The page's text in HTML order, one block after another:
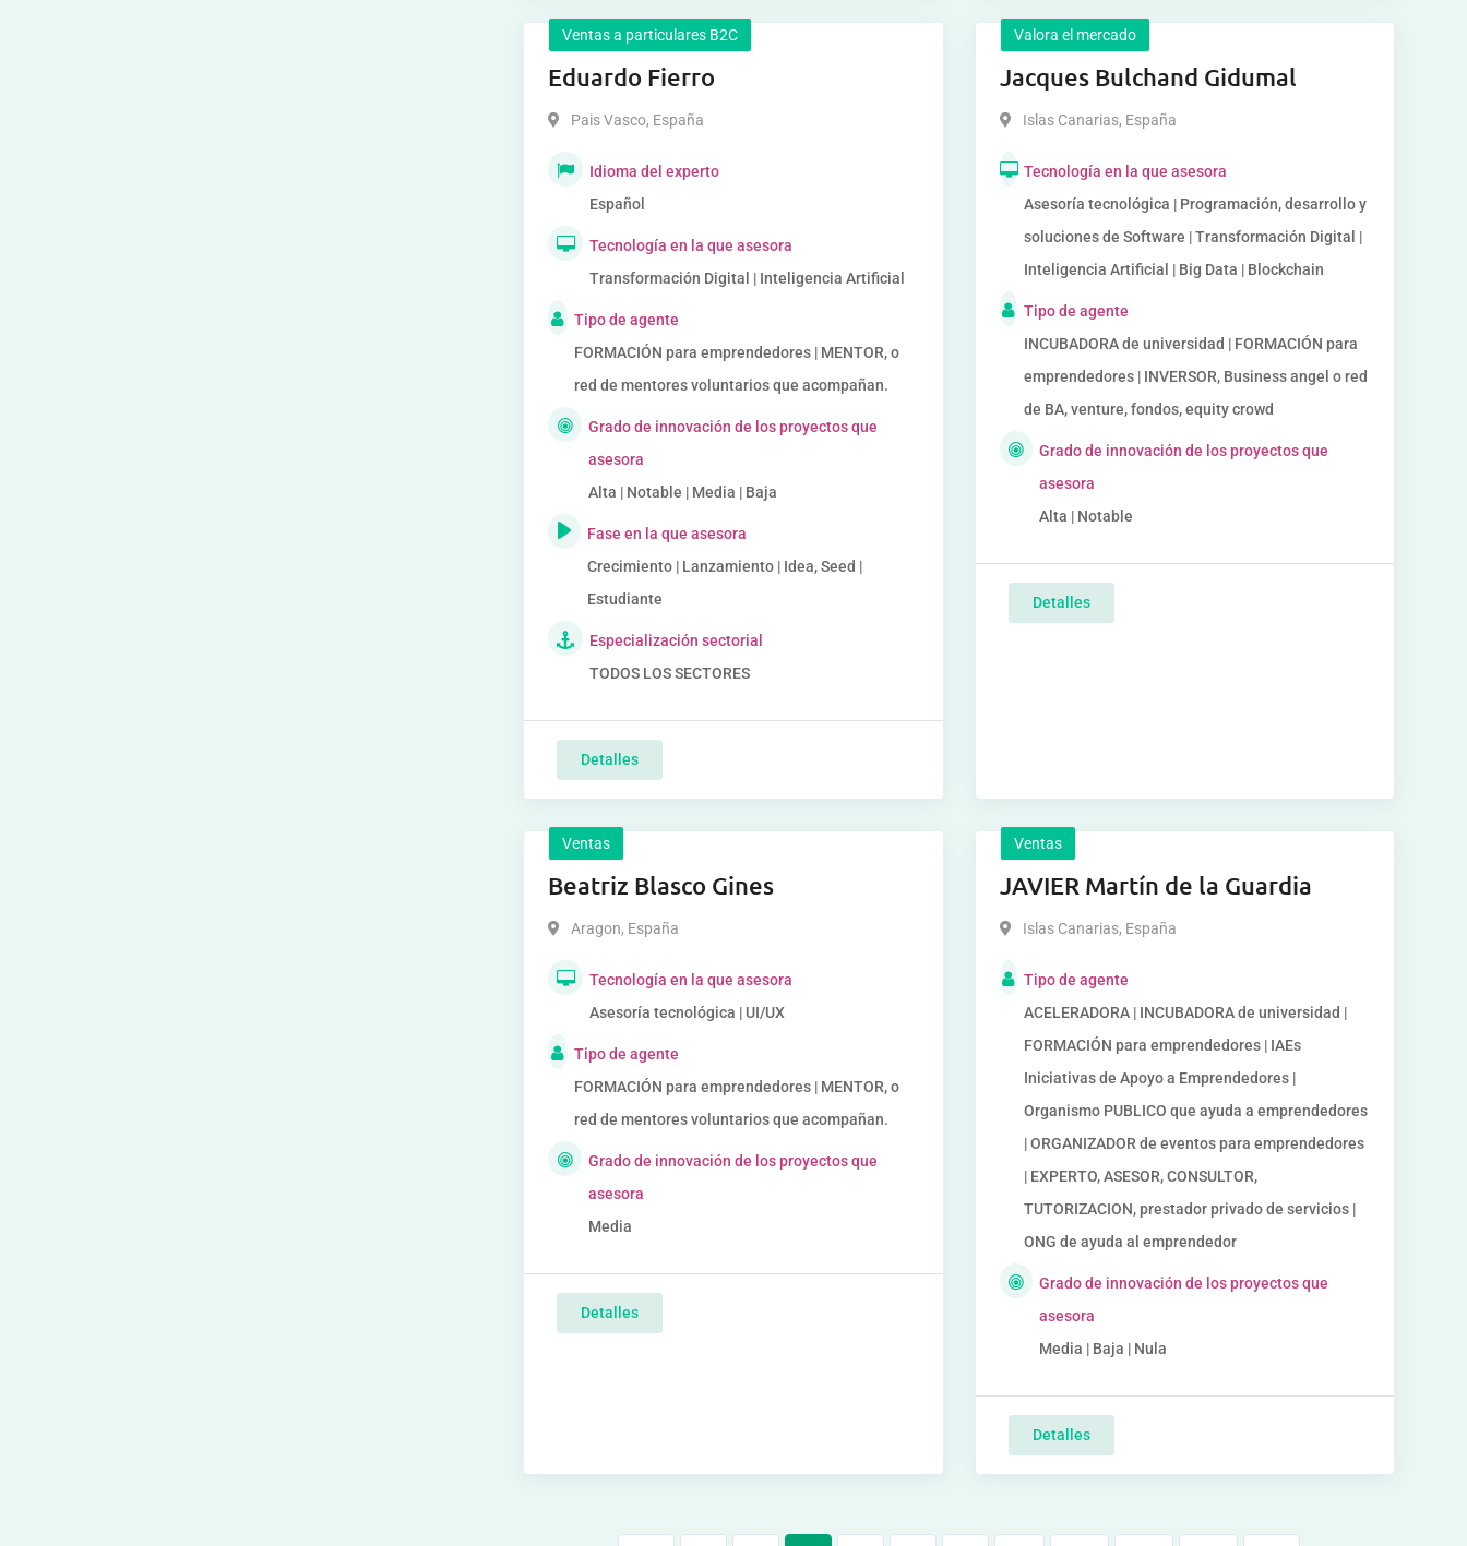
Ventas a particulares B2C
Eduardo Fierro
Pais Vasco, España
Idioma del experto
Español
Tecnología en la que asesora
Transformación Digital | Inteligencia Artificial
Tipo de agente
FORMACIÓN para emprendedores | MENTOR, o
red de mentores voluntarios que acompañan.
Grado de innovación de los proyectos que
asesora
Alta | Notable | Media | Baja
Fase en la que asesora
Crecimiento | Lanzamiento | Idea, Seed |
Estudiante
Especialización sectorial
TODOS LOS SECTORES
Detalles
Valora el mercado
Jacques Bulchand Gidumal
Islas Canarias, España
Tecnología en la que asesora
Asesoría tecnológica | Programación, desarrollo y
soluciones de Software | Transformación Digital |
Inteligencia Artificial | Big Data | Blockchain
Tipo de agente
INCUBADORA de universidad | FORMACIÓN para
emprendedores | INVERSOR, Business angel o red
de BA, venture, fondos, equity crowd
Grado de innovación de los proyectos que
asesora
Alta | Notable
Detalles
Ventas
Beatriz Blasco Gines
Aragon, España
Tecnología en la que asesora
Asesoría tecnológica | UI/UX
Tipo de agente
FORMACIÓN para emprendedores | MENTOR, o
red de mentores voluntarios que acompañan.
Grado de innovación de los proyectos que
asesora
Media
Detalles
Ventas
JAVIER Martín de la Guardia
Islas Canarias, España
Tipo de agente
ACELERADORA | INCUBADORA de universidad |
FORMACIÓN para emprendedores | IAEs
Iniciativas de Apoyo a Emprendedores |
Organismo PUBLICO que ayuda a emprendedores
| ORGANIZADOR de eventos para emprendedores
| EXPERTO, ASESOR, CONSULTOR,
TUTORIZACION, prestador privado de servicios |
ONG de ayuda al emprendedor
Grado de innovación de los proyectos que
asesora
Media | Baja | Nula
Detalles